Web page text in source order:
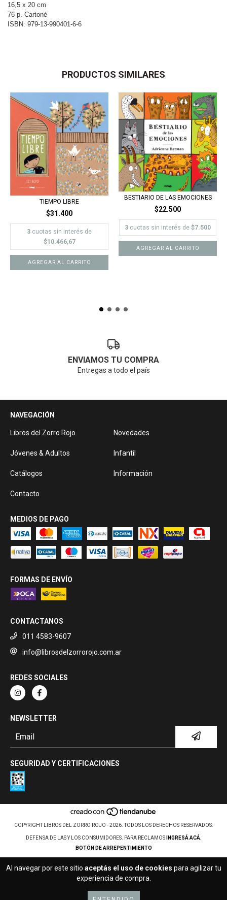
Al navegar por este sitio aceptás el uso de cookies para agilizar tu
experiencia de compra.
16,5 x 20 cm
76 p. Cartoné
ISBN: 979-13-990401-6-6
PRODUCTOS SIMILARES
TIEMPO LIBRE
$31.400
3 cuotas sin interés de
$10.466,67
BESTIARIO DE LAS EMOCIONES
$22.500
3 cuotas sin interés de $7.500
ENVIAMOS TU COMPRA
Entregas a todo el país
NAVEGACIÓN
Libros del Zorro Rojo Novedades
Jóvenes & Adultos Infantil
Catálogos Información
Contacto
MEDIOS DE PAGO
FORMAS DE ENVÍO
CONTACTANOS
011 4583-9607
info@librosdelzorrorojo.com.ar
REDES SOCIALES
NEWSLETTER
SEGURIDAD Y CERTIFICACIONES
COPYRIGHT LIBROS DEL ZORRO ROJO - 2026. TODOS LOS DERECHOS RESERVADOS.
DEFENSA DE LAS Y LOS CONSUMIDORES. PARA RECLAMOS
INGRESÁ ACÁ.
BOTÓN DE ARREPENTIMIENTO